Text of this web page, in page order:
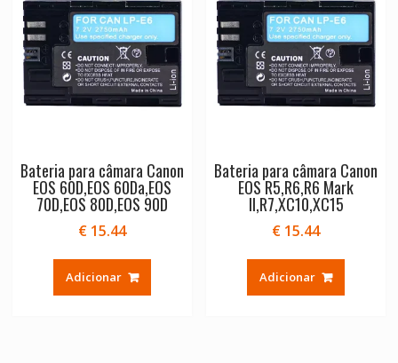
Bateria para câmara Canon
EOS 60D,EOS 60Da,EOS
70D,EOS 80D,EOS 90D
€15.44
Adicionar
Bateria para câmara Canon
EOS R5,R6,R6 Mark
II,R7,XC10,XC15
€ 15.44
Adicionar